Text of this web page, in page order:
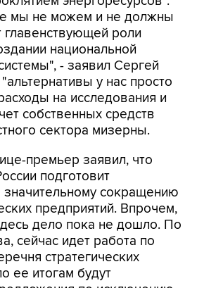
мы не можем и не должны
главенствующей роли
национальной
- заявил Сергей
у нас просто
на исследования и
собственных средств
сектора мизерны.
премьер заявил, что
подготовит
сокращению
предприятий. Впрочем,
дело пока не дошло. По
сейчас идет работа по
стратегических
ее итогам будут